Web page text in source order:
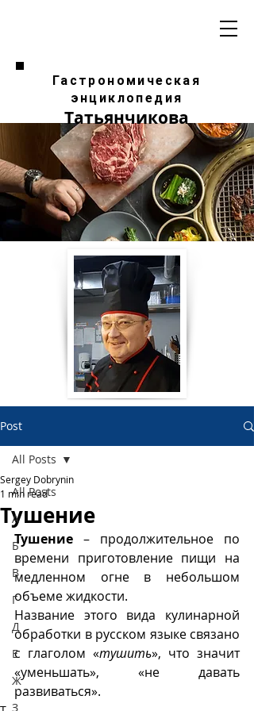
Гастрономическая
энциклопедия
Татьянчикова
Post
All Posts
А
Б
В
Г
Д
Е
Ж
З
All Posts
Тушение
Sergey Dobrynin
1 min read
Тушение – продолжительное по
времени приготовление пищи на
медленном огне в небольшом
объеме жидкости.
Название этого вида кулинарной
обработки в русском языке связано
с глаголом «тушить», что значит
«уменьшать», «не давать
развиваться».